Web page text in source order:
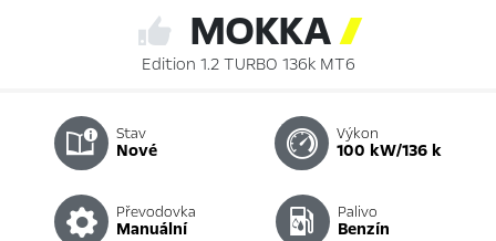
MOKKA
Edition 1.2 TURBO 136k MT6
Stav
nové
Výkon
100 kW/136 k
Převodovka
manuální
Palivo
benzín